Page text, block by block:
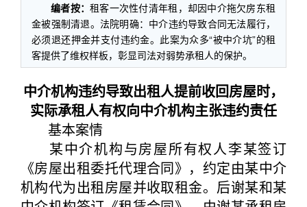
编者按：租客一次性付清年租，却因中介拖欠房东租
金被强制清退。法院明确：中介违约导致合同无法履行，
必须退还押金并支付违约金。此案为众多“被中介坑”的租
客提供了维权样板，彰显司法对弱势承租人的保护。
中介机构违约导致出租人提前收回房屋时，
实际承租人有权向中介机构主张违约责任
基本案情
某中介机构与房屋所有权人李某签订
《房屋出租委托代理合同》，约定由某中介
机构代为出租房屋并收取租金。后谢某和某